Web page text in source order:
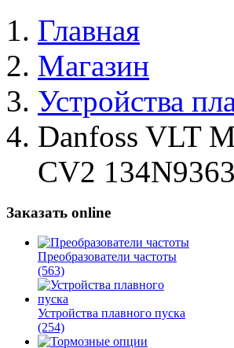
Главная
Магазин
Устройства
Danfoss VLT
CV2 134N9363
Заказать online
Преобразователи частоты
(563)
Устройства плавного пуска
(254)